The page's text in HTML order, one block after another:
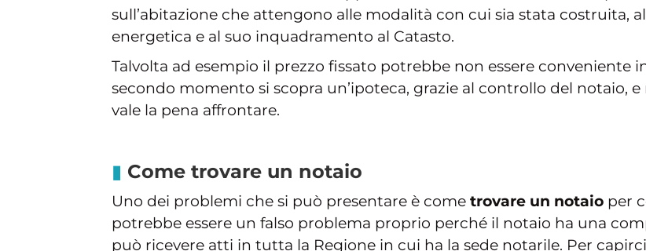
sull’abitazione che attengono alle modalità con cui sia stata costruita,
energetica e al suo inquadramento al Catasto.
Talvolta ad esempio il prezzo fissato potrebbe non essere conveniente
secondo momento si scopra un’ipoteca, grazie al controllo del notaio,
vale la pena affrontare.
Come trovare un notaio
Uno dei problemi che si può presentare è come trovare un notaio per
potrebbe essere un falso problema proprio perché il notaio ha una
può ricevere atti in tutta la Regione in cui ha la sede notarile. Per